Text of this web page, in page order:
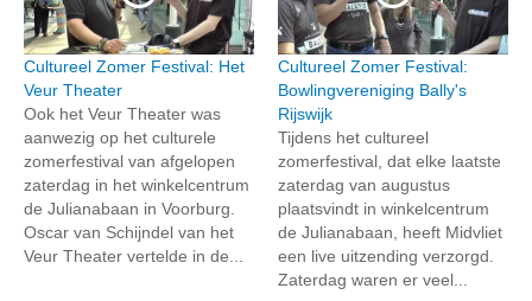
Cultureel Zomer Festival: Het
Veur Theater
Ook het Veur Theater was
aanwezig op het culturele
zomerfestival van afgelopen
zaterdag in het winkelcentrum
de Julianabaan in Voorburg.
Oscar van Schijndel van het
Veur Theater vertelde in de...
Cultureel Zomer Festival:
Bowlingvereniging Bally's
Rijswijk
Tijdens het cultureel
zomerfestival, dat elke laatste
zaterdag van augustus
plaatsvindt in winkelcentrum
de Julianabaan, heeft Midvliet
een live uitzending verzorgd.
Zaterdag waren er veel...